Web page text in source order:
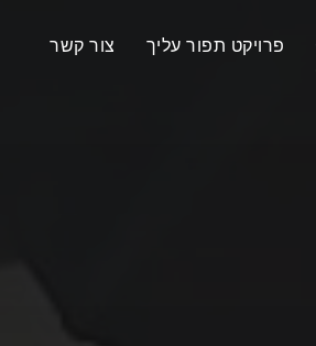
פרויקט תפור עליך צור קשר